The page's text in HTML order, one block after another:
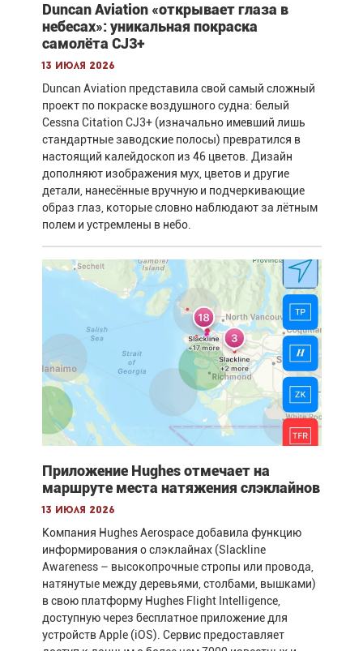
Duncan Aviation «открывает глаза в
небесах»: уникальная покраска
самолёта CJ3+
13 июля 2026
Duncan Aviation представила свой самый сложный
проект по покраске воздушного судна: белый
Cessna Citation CJ3+ (изначально имевший лишь
стандартные заводские полосы) превратился в
настоящий калейдоскоп из 46 цветов. Дизайн
дополняют изображения мух, цветов и другие
детали, нанесённые вручную и подчеркивающие
образ глаз, которые словно наблюдают за лётным
полем и устремлены в небо.
Приложение Hughes отмечает на
маршруте места натяжения слэклайнов
13 июля 2026
Компания Hughes Aerospace добавила функцию
информирования о слэклайнах (Slackline
Awareness – высокопрочные стропы или провода,
натянутые между деревьями, столбами, вышками)
в свою платформу Hughes Flight Intelligence,
доступную через бесплатное приложение для
устройств Apple (iOS). Сервис предоставляет